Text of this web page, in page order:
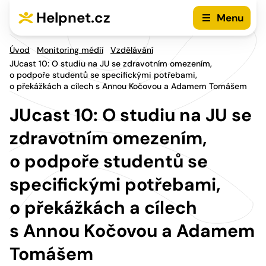
Helpnet.cz Menu
Úvod Monitoring médií
Vzdělávání
JUcast 10: O studiu na JU se zdravotním omezením,
o podpoře studentů se specifickými potřebami,
o překážkách a cílech s Annou Kočovou a Adamem Tomášem
JUcast 10: O studiu na JU se
zdravotním omezením,
o podpoře studentů se
specifickými potřebami,
o překážkách a cílech
s Annou Kočovou a Adamem
Tomášem